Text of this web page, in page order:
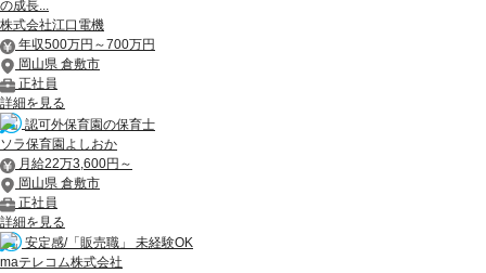
の成長...
株式会社江口電機
年収500万円～700万円
岡山県 倉敷市
正社員
詳細を見る
認可外保育園の保育士
ソラ保育園よしおか
月給22万3,600円～
岡山県 倉敷市
正社員
詳細を見る
安定感/「販売職」 未経験OK
maテレコム株式会社